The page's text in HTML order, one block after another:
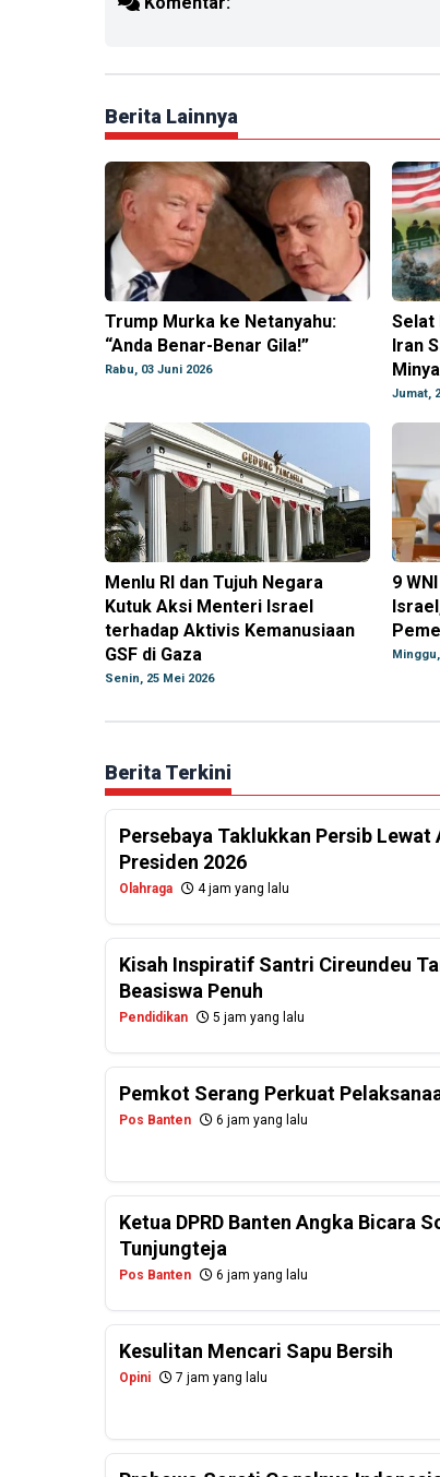
Berita Lainnya
Trump Murka ke Netanyahu:
“Anda Benar-Benar Gila!”
Rabu, 03 Juni 2026
Selat
Iran
Jumat,
Menlu RI dan Tujuh Negara
Kutuk Aksi Menteri Israel
terhadap Aktivis Kemanusiaan
GSF di Gaza
Senin, 25 Mei 2026
9
Berita Terkini
Persebaya Taklukkan Persib
Presiden 2026
Olahraga 4 jam yang lalu
Kisah Inspiratif Santri Cireundeu
Beasiswa Penuh
Pendidikan 5 jam yang lalu
Pemkot Serang Perkuat
Pos Banten 6 jam yang lalu
Ketua DPRD Banten Angka Bicara
Tunjungteja
Pos Banten 6 jam yang lalu
Kesulitan Mencari Sapu Bersih
Opini 7 jam yang lalu